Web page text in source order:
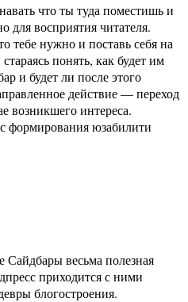
что ты туда поместишь и
для восприятия читателя.
тебе нужно и поставь себя на
понять, как будет им
и будет ли после этого
действие — переход
возникшего интереса.
формирования юзабилити
весьма полезная
приходится с ними
блогостроения.